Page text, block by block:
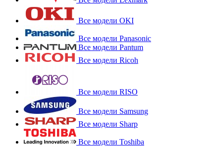
Все модели OKI
Все модели Panasonic
Все модели Pantum
Все модели Ricoh
Все модели RISO
Все модели Samsung
Все модели Sharp
Все модели Toshiba